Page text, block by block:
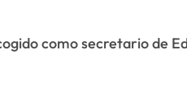
como secretario de